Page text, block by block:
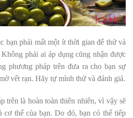
bạn phải mất một ít thời gian để thử và
phải ai áp dụng cũng nhận được
phương pháp trên đưa ra cho bạn sự
vết rạn. Hãy tự mình thử và đánh giá.
trên là hoàn toàn thiên nhiên, vì vậy sẽ
cơ thể của bạn. Do đó, bạn có thể tiếp